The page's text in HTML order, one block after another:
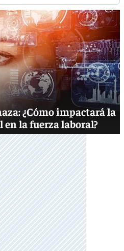
¿Cómo impactará la
la fuerza laboral?